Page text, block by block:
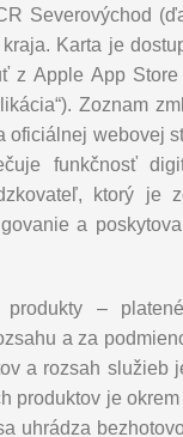
Severovýchod
Karta je
z Apple App
Zoznam
webovej
funkčnosť
ktorý je
a
–
a za
a rozsah
produktov je
uhrádza